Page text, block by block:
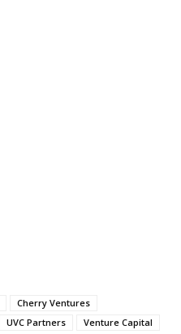
Cherry Ventures
UVC Partners
Venture Capital